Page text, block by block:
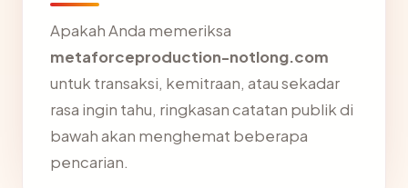
Apakah Anda memeriksa
metaforceproduction-notlong.com
untuk transaksi, kemitraan, atau sekadar
rasa ingin tahu, ringkasan catatan publik di
bawah akan menghemat beberapa
pencarian.